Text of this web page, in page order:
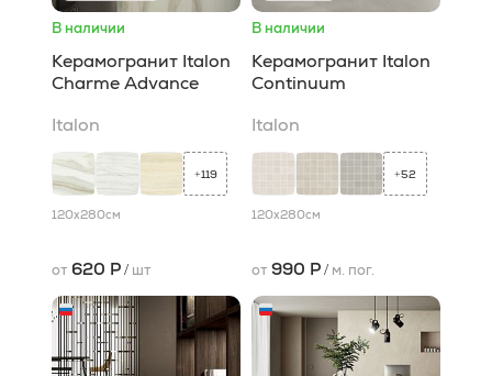
В наличии
Керамогранит Italon
Charme Advance
Italon
+119
120x280см
от 620 Р/ шт
В наличии
Керамогранит Italon
Continuum
Italon
+52
120x280см
от 990 Р/ м. пог.